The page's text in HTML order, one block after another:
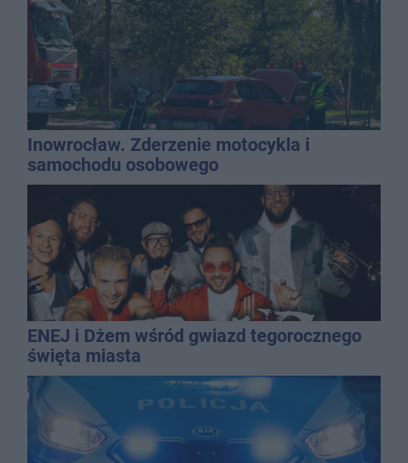
Inowrocław. Zderzenie motocykla i
samochodu osobowego
ENEJ i Dżem wśród gwiazd tegorocznego
święta miasta